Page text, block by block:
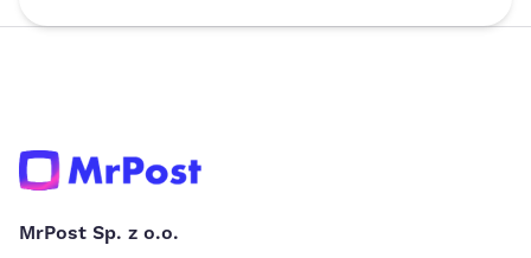
MrPost Sp. z o.o.